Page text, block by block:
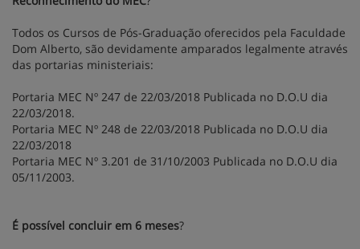
Todos os Cursos de Pós-Graduação oferecidos pela Faculdade
Dom Alberto, são devidamente amparados legalmente através
das portarias ministeriais:
Portaria MEC Nº 247 de 22/03/2018 Publicada no D.O.U dia
22/03/2018.
Portaria MEC Nº 248 de 22/03/2018 Publicada no D.O.U dia
22/03/2018
Portaria MEC Nº 3.201 de 31/10/2003 Publicada no D.O.U dia
05/11/2003.
É possível concluir em 6 meses?